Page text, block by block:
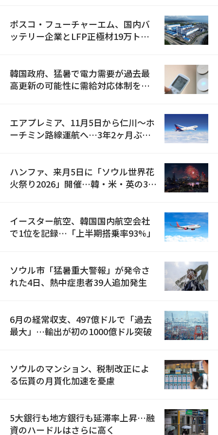
ポスコ・フューチャーエム、国内バ
ッテリー企業とLFP正極材19万トン
韓国政府、猛暑で電力需要が過去最
高更新の可能性に需給対応体制を点
エアプレミア、11月5日から仁川〜ホ
ーチミン路線運航へ…3年2ヶ月ぶり
ハンファ、来月5日に「ソウル世界花
火祭り2026」開催…韓・米・英の3カ
イースター航空、韓国国内航空会社
で1位を記録…「上半期搭乗率93%」
ソウル市「猛暑重大警報」が発令さ
れた4日、熱中症患者39人追加発生
6月の経常収支、497億ドルで「過去
最大」…輸出が初の1000億ドル突破
ソウルのマンション、税制改正によ
る伝貰の月貰化加速を憂慮
5大銀行も地方銀行も延滞率上昇…融
資のハードルはさらに高く